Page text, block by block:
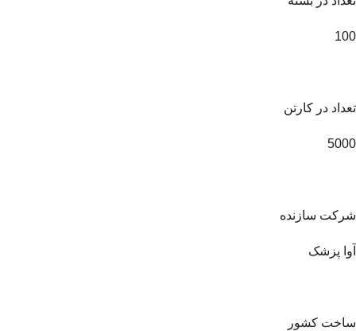
100
تعداد در کارتن
5000
شرکت سازنده
آوا پزشک
ساخت کشور